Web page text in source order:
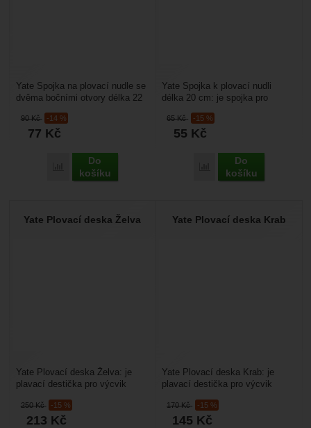
90Kč -14 %
77 Kč
Přidat 'Yate Spojka na plovací nudle se dvěma bočními
Do
košíku
Yate Spojka na plovací nudle se
dvěma bočními otvory délka 22
Díky ní...
65Kč -15 %
55 Kč
Přidat 'Yate Spojka k
Do
košíku
Yate Spojka k plovací nudli
délka 20 cm: je spojka pro
z nudle kruh....
Yate Plovací deska Želva
250Kč -15 %
213 Kč
Yate Plovací deska Želva: je
plavací destička pro výcvik
primárně určen...
Yate Plovací deska Krab
170Kč -15 %
145 Kč
Yate Plovací deska Krab: je
plavací destička pro výcvik
primárně určen...